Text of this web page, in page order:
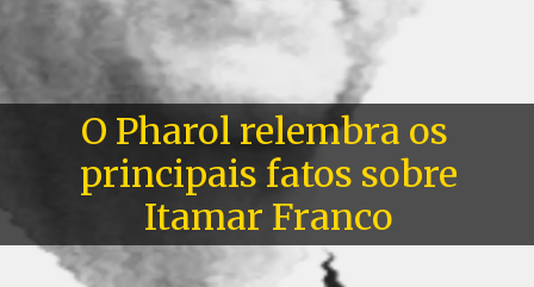
Pharol relembra
fatos
Itamar Franco